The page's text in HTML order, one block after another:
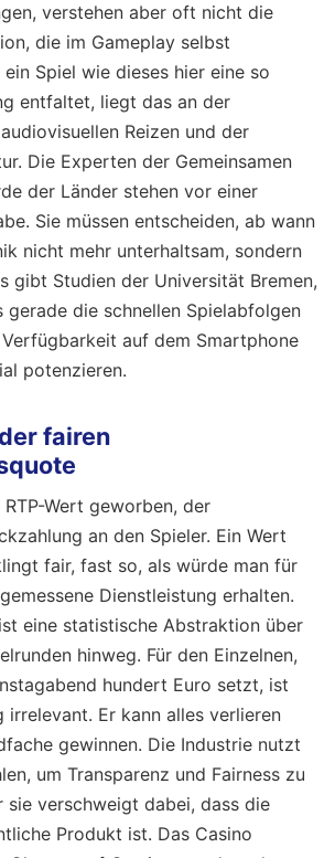
verstehen aber oft nicht die
die im Gameplay selbst
Spiel wie dieses hier eine so
entfaltet, liegt das an der
Reizen und der
Die Experten der Gemeinsamen
der Länder stehen vor einer
Sie müssen entscheiden, ab wann
nicht mehr unterhaltsam, sondern
gibt Studien der Universität Bremen,
gerade die schnellen Spielabfolgen
auf dem Smartphone
potenzieren.
fairen
Wert geworben, der
an den Spieler. Ein Wert
fair, fast so, als würde man für
Dienstleistung erhalten.
eine statistische Abstraktion über
hinweg. Für den Einzelnen,
hundert Euro setzt, ist
irrelevant. Er kann alles verlieren
gewinnen. Die Industrie nutzt
um Transparenz und Fairness zu
sie verschweigt dabei, dass die
Produkt ist. Das Casino